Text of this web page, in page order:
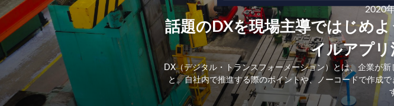
2020
話題のDXを現場主導ではじめ
イルアプリ
DX（デジタル・トランスフォーメーション）とは、企業が
と。自社内で推進する際のポイントや、ノーコードで作成